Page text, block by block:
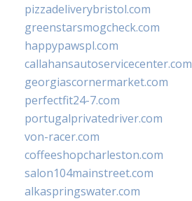
pizzadeliverybristol.com
greenstarsmogcheck.com
happypawspl.com
callahansautoservicecenter.com
georgiascornermarket.com
perfectfit24-7.com
portugalprivatedriver.com
von-racer.com
coffeeshopcharleston.com
salon104mainstreet.com
alkaspringswater.com